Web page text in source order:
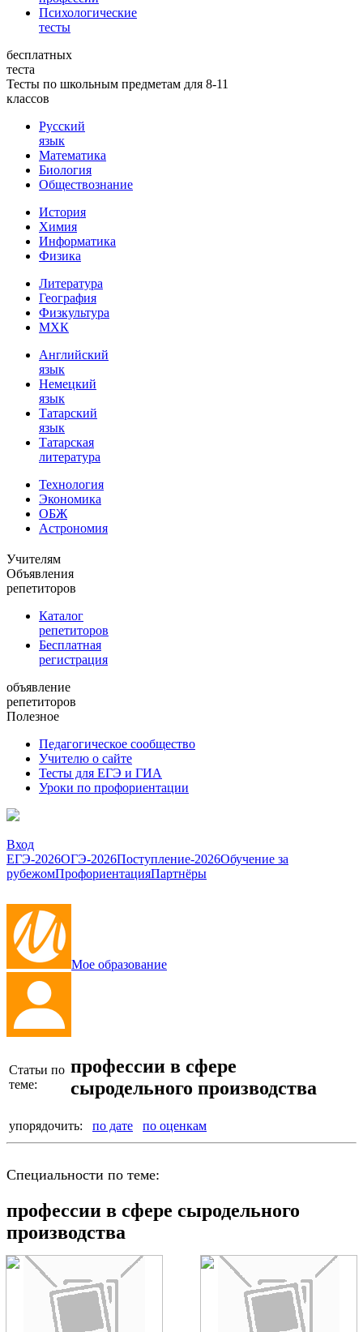
Психологические
тесты
бесплатных
теста
Тесты по школьным предметам для 8-11
классов
Русский
язык
Математика
Биология
Обществознание
История
Химия
Информатика
Физика
Литература
География
Физкультура
МХК
Английский
язык
Немецкий
язык
Татарский
язык
Татарская
литература
Технология
Экономика
ОБЖ
Астрономия
Учителям
Объявления
репетиторов
Каталог
репетиторов
Бесплатная
регистрация
объявление
репетиторов
Полезное
Педагогическое сообщество
Учителю о сайте
Тесты для ЕГЭ и ГИА
Уроки по профориентации
Вход
ЕГЭ-2026ОГЭ-2026Поступление-2026Обучение за
рубежомПрофориентацияПартнёры
Мое образование
Статьи по
теме:
профессии в сфере
сыродельного производства
упорядочить: по дате по оценкам
Специальности по теме:
профессии в сфере сыродельного
производства